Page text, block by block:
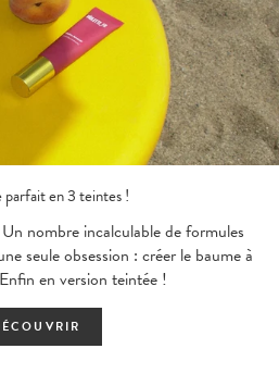
parfait en 3 teintes !
nombre incalculable de formules
seule obsession : créer le baume à
en version teintée !